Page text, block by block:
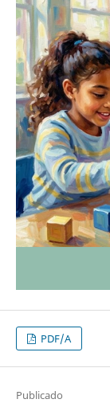
PDF/A
Publicado